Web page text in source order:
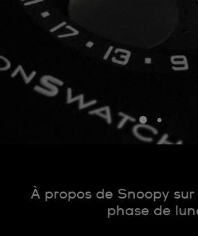
À propos de Snoopy
phase de